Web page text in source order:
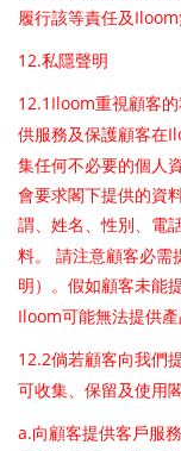
履行該等責任及 Iloom
12.私隱聲明
12.1Iloom重視顧客
供服務及保護顧客在
集任何不必要的個人
會要求閣下提供的資
謂、姓名、性別、電
料。
請注意顧客必需
明）。假如顧客未能
Iloom可能無法提供產
12.2倘若顧客向我們
可收集、保留及使用
a.向顧客提供客戶服